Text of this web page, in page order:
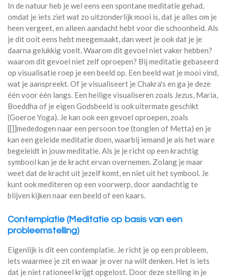
In de natuur heb je wel eens een spontane meditatie gehad,
omdat je iets ziet wat zo uitzonderlijk mooi is, dat je alles om je
heen vergeet, en alleen aandacht hebt voor die schoonheid. Als
je dit ooit eens hebt meegemaakt, dan weet je ook dat je je
daarna gelukkig voelt. Waarom dit gevoel niet vaker hebben?
waarom dit gevoel niet zelf oproepen? Bij meditatie gebaseerd
op visualisatie roep je een beeld op. Een beeld wat je mooi vind,
wat je aanspreekt. Of je visualiseert je Chakra's en ga je deze
één voor één langs. Een heilige visualiseren zoals Jezus, Maria,
Boeddha of je eigen Godsbeeld is ook uitermate geschikt
(Goeroe Yoga). Je kan ook een gevoel oproepen, zoals
[[]]mededogen naar een persoon toe (tonglen of Metta) en je
kan een geleide meditatie doen, waarbij iemand je als het ware
begeleidt in jouw meditatie. Als je je richt op een krachtig
symbool kan je de kracht ervan overnemen. Zolang je maar
weet dat de kracht uit jezelf komt, en niet uit het symbool. Je
kunt ook mediteren op een voorwerp, door aandachtig te
blijven kijken naar een beeld of een kaars.
Contemplatie (Meditatie op basis van een
probleemstelling)
Eigenlijk is dit een contemplatie. Je richt je op een probleem,
iets waarmee je zit en waar je over na wilt denken. Het is iets
dat je niet rationeel krijgt opgelost. Door deze stelling in je